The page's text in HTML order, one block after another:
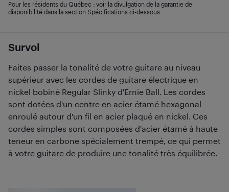
Survol
Faites passer la tonalité de votre guitare au niveau
supérieur avec les cordes de guitare électrique en
nickel bobiné Regular Slinky d'Ernie Ball. Les cordes
sont dotées d'un centre en acier étamé hexagonal
enroulé autour d'un fil en acier plaqué en nickel. Ces
cordes simples sont composées d'acier étamé à haute
teneur en carbone spécialement trempé, ce qui permet
à votre guitare de produire une tonalité très équilibrée.
Pour les résidents du Québec : voir la divulgation de la garantie de
disponibilité dans la section Spécifications ci-dessous.